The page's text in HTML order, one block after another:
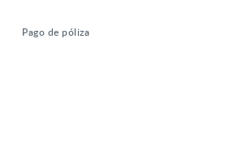
Pago de póliza